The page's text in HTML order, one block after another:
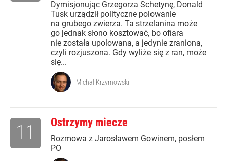
Dymisjonując Grzegorza Schetynę, Donald
Tusk urządził polityczne polowanie
na grubego zwierza. Ta strzelanina może
go jednak słono kosztować, bo ofiara
nie została upolowana, a jedynie zraniona,
czyli rozjuszona. Gdy wyliże się z ran, może
się...
Michał Krzymowski
Ostrzymy miecze
Rozmowa z Jarosławem Gowinem, posłem
PO
11